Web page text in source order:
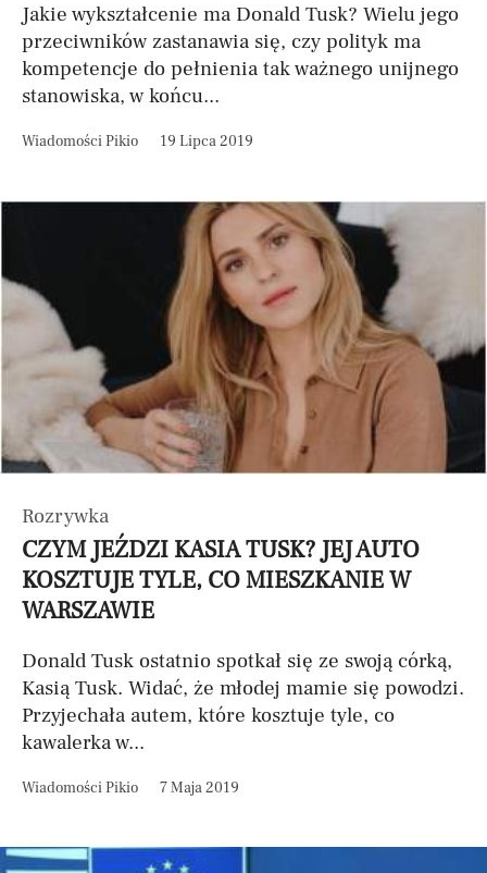
Jakie wykształcenie ma Donald Tusk? Wielu jego
przeciwników zastanawia się, czy polityk ma
kompetencje do pełnienia tak ważnego unijnego
stanowiska, w końcu...
Wiadomości Pikio 19 Lipca 2019
Rozrywka
CZYM JEŹDZI KASIA TUSK? JEJ AUTO
KOSZTUJE TYLE, CO MIESZKANIE W
WARSZAWIE
Donald Tusk ostatnio spotkał się ze swoją córką,
Kasią Tusk. Widać, że młodej mamie się powodzi.
Przyjechała autem, które kosztuje tyle, co
kawalerka w...
Wiadomości Pikio 7 Maja 2019